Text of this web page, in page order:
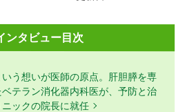
ンタビュー目次
いう想いが医師の原点。肝胆膵を専
テラン消化器内科医が、予防と治
ックの院長に就任